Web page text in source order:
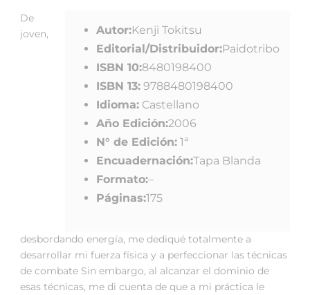
Autor:Kenji Tokitsu
Editorial/Distribuidor:Paidotribo
ISBN 10:8480198400
ISBN 13: 9788480198400
Idioma: Castellano
Año Edición:2006
N° de Edición: 1ª
Encuadernación:Tapa Blanda
Formato:–
Páginas:175
De
joven,
desbordando energía, me dediqué totalmente a
desarrollar mi fuerza física y a perfeccionar las técnicas
de combate Sin embargo, al alcanzar el dominio de
esas técnicas, me di cuenta de que a mi práctica le